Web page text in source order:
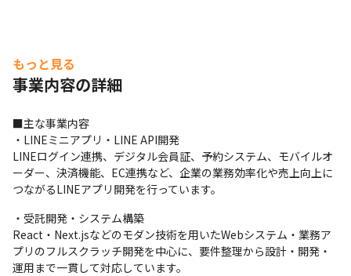
もっと見る
事業内容の詳細
■主な事業内容
・LINEミニアプリ・LINE API開発
LINEログイン連携、デジタル会員証、予約システム、モバイルオ
ーダー、決済機能、EC連携など、企業の業務効率化や売上向上に
つながるLINEアプリ開発を行っています。
・受託開発・システム構築
React・Next.jsなどのモダン技術を用いたWebシステム・業務ア
プリのフルスクラッチ開発を中心に、要件整理から設計・開発・
運用まで一貫して対応しています。